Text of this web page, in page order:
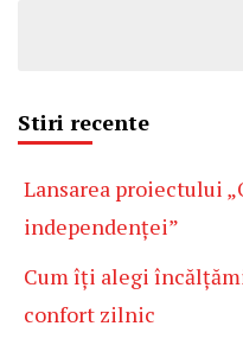
Stiri recente
Lansarea proiectului
independenței”
Cum îți alegi
confort zilnic